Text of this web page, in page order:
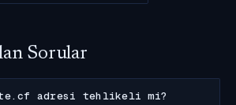
Sorular
adresi tehlikeli mi?